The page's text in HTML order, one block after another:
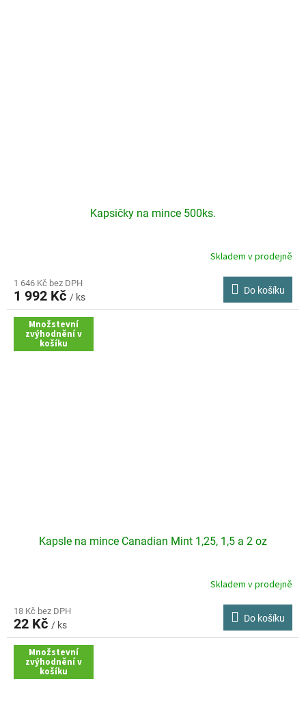
Kapsičky na mince 500ks.
Skladem v prodejně
1 646 Kč bez DPH
1 992 Kč / ks
Do košíku
Množstevní
zvýhodnění v
košíku
Kapsle na mince Canadian Mint 1,25, 1,5 a 2 oz
Skladem v prodejně
18 Kč bez DPH
22 Kč / ks
Do košíku
Množstevní
zvýhodnění v
košíku